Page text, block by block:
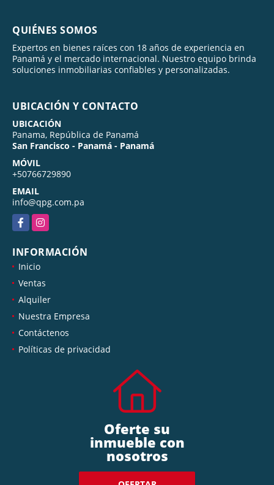
QUIÉNES SOMOS
Expertos en bienes raíces con 18 años de experiencia en
Panamá y el mercado internacional. Nuestro equipo brinda
soluciones inmobiliarias confiables y personalizadas.
UBICACIÓN Y CONTACTO
UBICACIÓN
Panama, República de Panamá
San Francisco - Panamá - Panamá
MÓVIL
+50766729890
EMAIL
info@qpg.com.pa
INFORMACIÓN
Inicio
Ventas
Alquiler
Nuestra Empresa
Contáctenos
Oferte su
inmueble con
nosotros